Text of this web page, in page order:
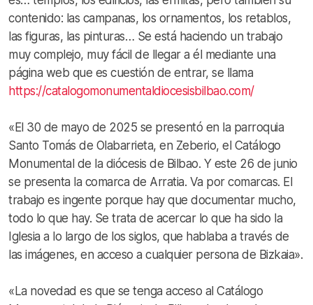
contenido: las campanas, los ornamentos, los retablos,
las figuras, las pinturas… Se está haciendo un trabajo
muy complejo, muy fácil de llegar a él mediante una
página web que es cuestión de entrar, se llama
https://catalogomonumentaldiocesisbilbao.com/
«El 30 de mayo de 2025 se presentó en la parroquia
Santo Tomás de Olabarrieta, en Zeberio, el Catálogo
Monumental de la diócesis de Bilbao. Y este 26 de junio
se presenta la comarca de Arratia. Va por comarcas. El
trabajo es ingente porque hay que documentar mucho,
todo lo que hay. Se trata de acercar lo que ha sido la
Iglesia a lo largo de los siglos, que hablaba a través de
las imágenes, en acceso a cualquier persona de Bizkaia».
«La novedad es que se tenga acceso al Catálogo